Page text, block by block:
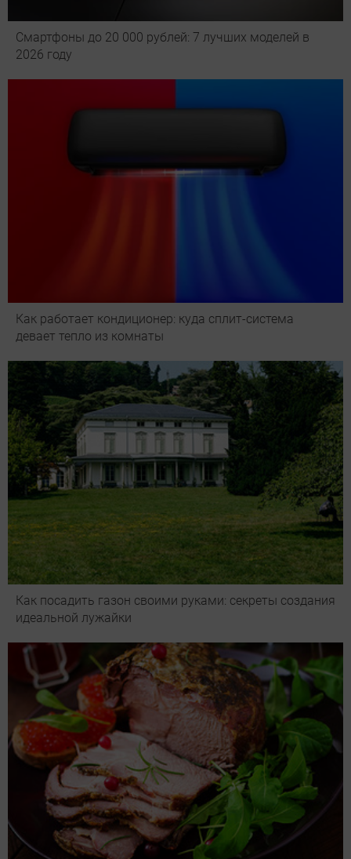
Смартфоны до 20 000 рублей: 7 лучших моделей в
2026 году
Как работает кондиционер: куда сплит-система
девает тепло из комнаты
Как посадить газон своими руками: секреты создания
идеальной лужайки